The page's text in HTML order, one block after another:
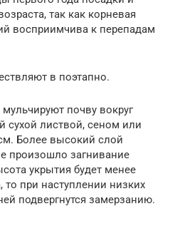
так как корневая
восприимчива к перепадам
в поэтапно.
почву вокруг
сухой листвой, сеном или
Более высокий слой
произошло загнивание
укрытия будет менее
то при наступлении низких
подвергнутся замерзанию.